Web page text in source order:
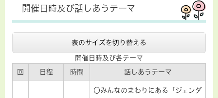
開催日時及び話しあうテーマ
表のサイズを切り替える
開催日時及び各テーマ
回 日程 時間 話しあうテーマ
〇みんなのまわりにある「ジェンダ